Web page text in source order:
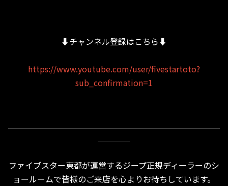
⬇︎チャンネル登録はこちら⬇︎
https://www.youtube.com/user/fivestartoto?
sub_confirmation=1
ファイブスター東都が運営するジープ正規ディーラーのシ
ョールームで皆様のご来店を心よりお待ちしています。